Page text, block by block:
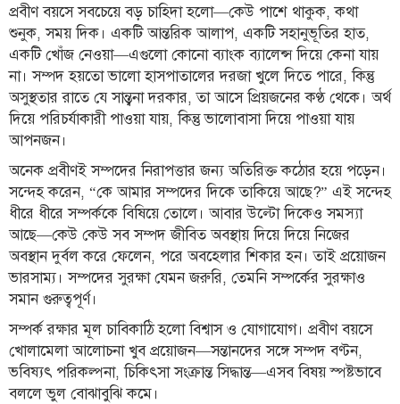
নারী
ও
শিশু
ভ্রমণ
লাইফস্টাইল
এক্সক্লুসিভ
সোস্যাল
মিডিয়া
গণমাধ্যম
রাজধানী
ইতিহাস
কথা
কয়
ক্যারিয়ার
প্রবীণ বয়সে সবচেয়ে বড় চাহিদা হলো—কেউ পাশে থাকুক, কথা
শুনুক, সময় দিক। একটি আন্তরিক আলাপ, একটি সহানুভূতির হাত,
একটি খোঁজ নেওয়া—এগুলো কোনো ব্যাংক ব্যালেন্স দিয়ে কেনা যায়
না। সম্পদ হয়তো ভালো হাসপাতালের দরজা খুলে দিতে পারে, কিন্তু
অসুস্থতার রাতে যে সান্ত্বনা দরকার, তা আসে প্রিয়জনের কণ্ঠ থেকে। অর্থ
দিয়ে পরিচর্যাকারী পাওয়া যায়, কিন্তু ভালোবাসা দিয়ে পাওয়া যায়
আপনজন।
অনেক প্রবীণই সম্পদের নিরাপত্তার জন্য অতিরিক্ত কঠোর হয়ে পড়েন।
সন্দেহ করেন, “কে আমার সম্পদের দিকে তাকিয়ে আছে?” এই সন্দেহ
ধীরে ধীরে সম্পর্ককে বিষিয়ে তোলে। আবার উল্টো দিকেও সমস্যা
আছে—কেউ কেউ সব সম্পদ জীবিত অবস্থায় দিয়ে দিয়ে নিজের
অবস্থান দুর্বল করে ফেলেন, পরে অবহেলার শিকার হন। তাই প্রয়োজন
ভারসাম্য। সম্পদের সুরক্ষা যেমন জরুরি, তেমনি সম্পর্কের সুরক্ষাও
সমান গুরুত্বপূর্ণ।
সম্পর্ক রক্ষার মূল চাবিকাঠি হলো বিশ্বাস ও যোগাযোগ। প্রবীণ বয়সে
খোলামেলা আলোচনা খুব প্রয়োজন—সন্তানদের সঙ্গে সম্পদ বণ্টন,
ভবিষ্যৎ পরিকল্পনা, চিকিৎসা সংক্রান্ত সিদ্ধান্ত—এসব বিষয় স্পষ্টভাবে
বললে ভুল বোঝাবুঝি কমে।